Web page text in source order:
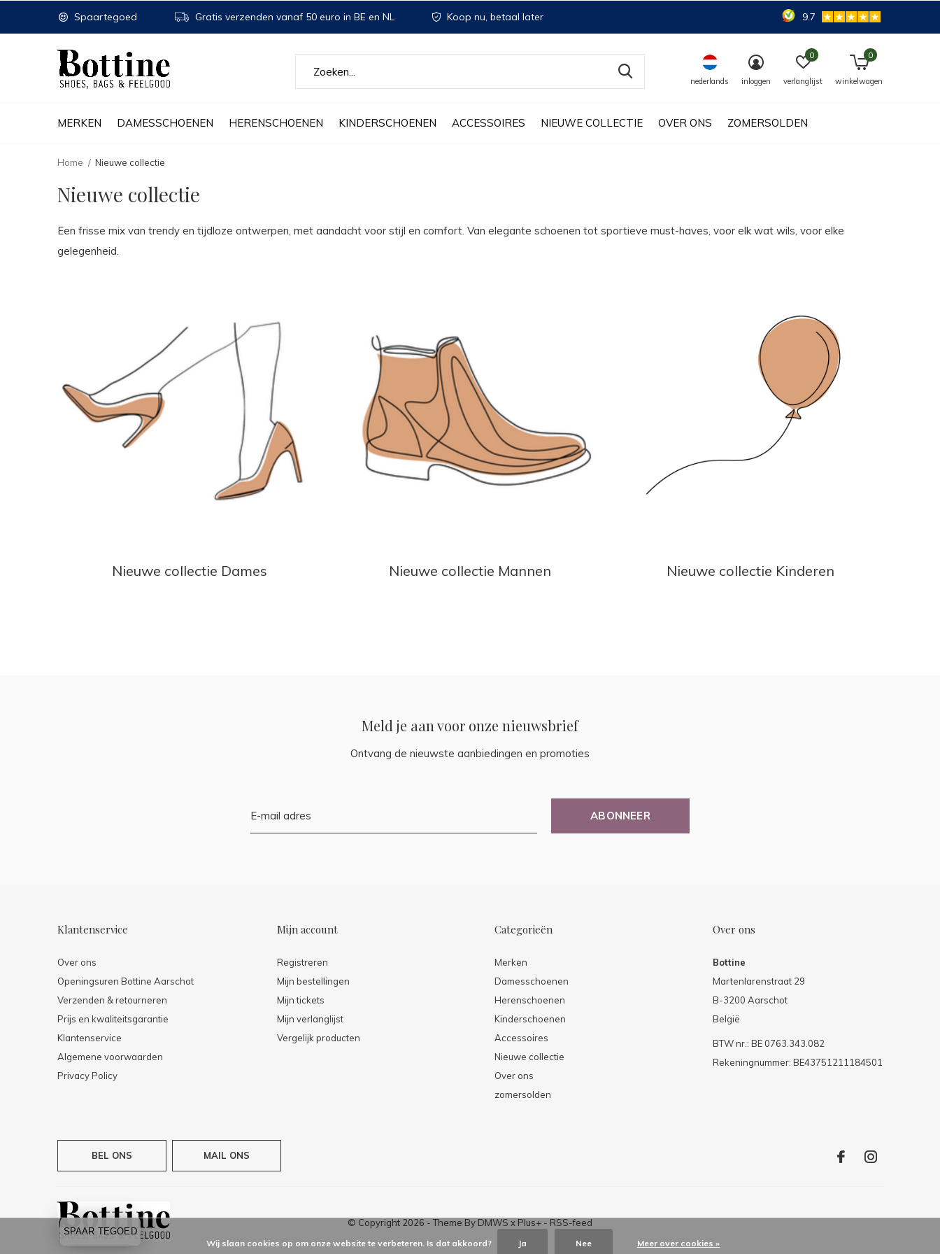
MERKEN DAMESSCHOENEN HERENSCHOENEN KINDERSCHOENEN ACCESSOIRES NIEUWE COLLECTIE OVER ONS ZOMERSOLDEN
nederlands inloggen verlanglijst
0
winkelwagen
0
Spaartegoed Gratis verzenden vanaf 50 euro in BE en NL Koop nu, betaal later 9.7
Home Nieuwe collectie
Nieuwe collectie
Een frisse mix van trendy en tijdloze ontwerpen, met aandacht voor stijl en comfort. Van elegante schoenen tot sportieve must-haves, voor elk wat wils, voor elke
gelegenheid.
Nieuwe collectie Dames Nieuwe collectie Mannen Nieuwe collectie Kinderen
Meld je aan voor onze nieuwsbrief
Ontvang de nieuwste aanbiedingen en promoties
ABONNEER
Klantenservice
Over ons
Openingsuren Bottine Aarschot
Verzenden & retourneren
Prijs en kwaliteitsgarantie
Klantenservice
Algemene voorwaarden
Privacy Policy
Mijn account
Registreren
Mijn bestellingen
Mijn tickets
Mijn verlanglijst
Vergelijk producten
Categorieën
Merken
Damesschoenen
Herenschoenen
Kinderschoenen
Accessoires
Nieuwe collectie
Over ons
zomersolden
Over ons
Bottine
Martenlarenstraat 29
B-3200 Aarschot
België
BTW nr.: BE 0763.343.082
Rekeningnummer: BE43751211184501
BEL ONS MAIL ONS
© Copyright 2026 - Theme By DMWS x Plus+ - RSS-feed
Wij slaan cookies op om onze website te verbeteren. Is dat akkoord? Ja Nee Meer over cookies »
SPAAR TEGOED